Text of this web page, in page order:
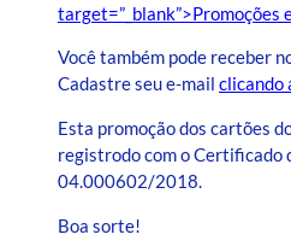
target=”_blank”>Promoções
Você também pode receber
Cadastre seu e-mail clicando
Esta promoção dos cartões
registrodo com o Certificado
04.000602/2018.
Boa sorte!